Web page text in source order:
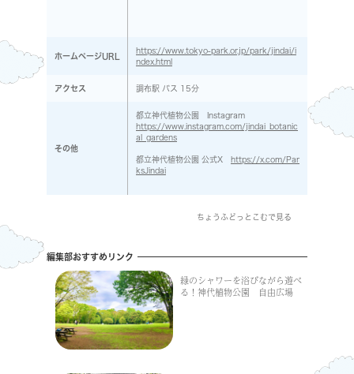
ホームページURL
https://www.tokyo-park.or.jp/park/jindai/i
ndex.html
アクセス 調布駅 バス 15分
その他
都立神代植物公園 Instagram
https://www.instagram.com/jindai_botanic
al_gardens
都立神代植物公園 公式X https://x.com/Par
ksJindai
ちょうふどっとこむで見る
編集部おすすめリンク
緑のシャワーを浴びながら遊べ
る！神代植物公園 自由広場